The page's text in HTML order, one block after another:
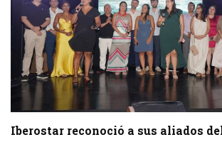
Iberostar reconoció a sus aliados